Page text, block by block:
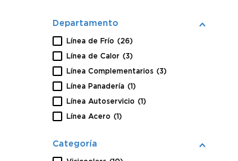
Departamento
Línea de Frío (26)
Línea de Calor (3)
Línea Complementarios (3)
Línea Panadería (1)
Línea Autoservicio (1)
Línea Acero (1)
Categoría